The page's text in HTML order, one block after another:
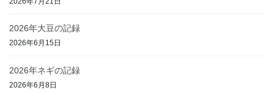
2026年大豆の記録
2026年6月15日
2026年ネギの記録
2026年6月8日